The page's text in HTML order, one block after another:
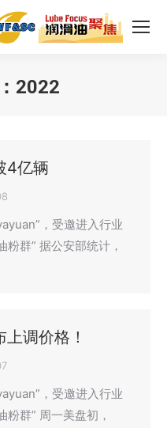
2022
4亿辆
，受邀进入行业
群” 据公安部统计，
调价格！
，受邀进入行业
群” 周一美盘初，